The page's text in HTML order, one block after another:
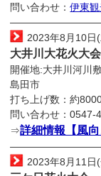
問い合わせ：伊東
2023年8月10
大井川大花火大会
開催地:大井川河川
島田市
打ち上げ数：約
問い合わせ：0547-
⇒詳細情報【風向
2023年8月11日